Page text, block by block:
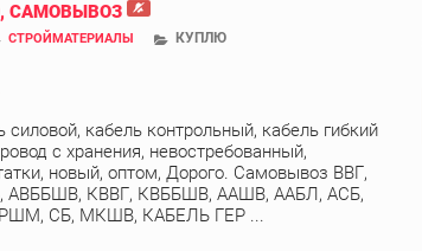
САМОВЫВОЗ
СТРОЙМАТЕРИАЛЫ КУПЛЮ
силовой, кабель контрольный, кабель гибкий
с хранения, невостребованный,
новый, оптом, Дорого. Самовывоз ВВГ,
АВББШВ, КВВГ, КВББШВ, ААШВ, ААБЛ, АСБ,
СБ, МКШВ, КАБЕЛЬ ГЕР ...